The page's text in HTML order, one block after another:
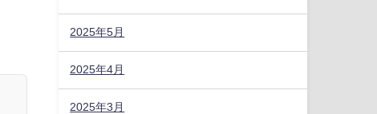
2025年5月
2025年4月
2025年3月